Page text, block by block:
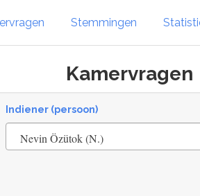
Stemmingen
Kamervragen
Indiener (persoon)
Nevin Özütok (N.)